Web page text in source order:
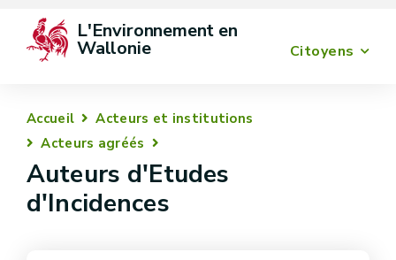
Citoyens
L'Environnement en
Wallonie
Accueil
Acteurs et institutions
Acteurs agréés
Auteurs d'Etudes
d'Incidences